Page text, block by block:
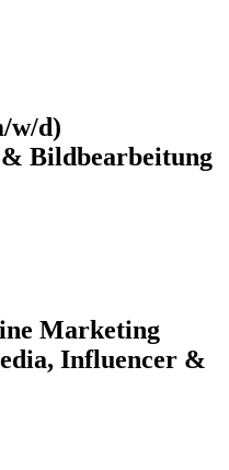
w/d)
Bildbearbeitung
Marketing
Influencer &